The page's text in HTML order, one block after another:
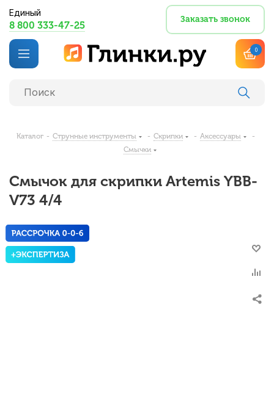
Единый
8 800 333-47-25
Заказать звонок
0
Каталог - Струнные инструменты - Скрипки - Аксессуары
-
Смычки
Смычок для скрипки Artemis YBB-
V73 4/4